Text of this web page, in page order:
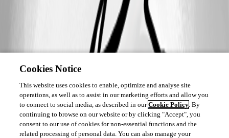
Cookies Notice
This website uses cookies to enable, optimize and analyse site
operations, as well as to assist in our marketing efforts and allow you
to connect to social media, as described in ourCookie Policy. By
continuing to browse on our website or by clicking "Accept", you
consent to our use of cookies for non-essential functions and the
related processing of personal data. You can also manage your